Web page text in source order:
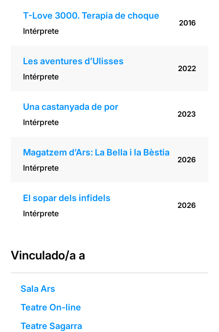
T-Love 3000. Terapia de choque
Intérprete
2016
Les aventures d’Ulisses
Intérprete
2022
Una castanyada de por
Intérprete
2023
Magatzem d’Ars: La Bella i la Bèstia
Intérprete
2026
El sopar dels infidels
Intérprete
2026
Vinculado/a a
Sala Ars
Teatre On-line
Teatre Sagarra